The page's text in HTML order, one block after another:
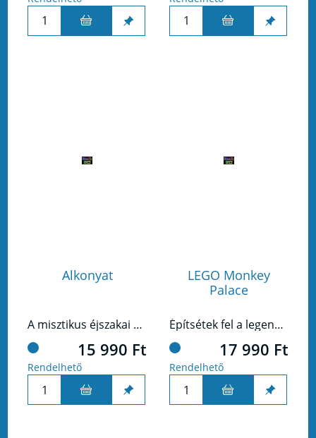
Alkonyat
A misztikus éjszakai erdő csak a legravaszabb rókamágusoknak való!
15 990 Ft
Rendelhető
LEGO Monkey
Palace
Építsétek fel a legendák palotáját!
17 990 Ft
Rendelhető